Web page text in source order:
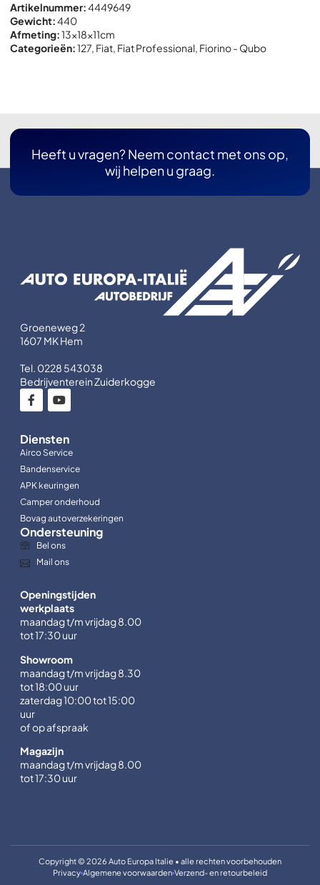
Artikelnummer:4449649
Gewicht:440
Afmeting:13x18x11cm
Categorieën:127, Fiat, Fiat Professional, Fiorino - Qubo
Heeft u vragen? Neem contact met ons op,
wij helpen u graag.
Groeneweg 2
1607 MK Hem
Tel. 0228 543038
Bedrijventerein Zuiderkogge
Diensten
Airco Service
Bandenservice
APK keuringen
Camper onderhoud
Bovag autoverzekeringen
Ondersteuning
Bel ons
Mail ons
Openingstijden
werkplaats
maandag t/m vrijdag 8.00
tot 17:30 uur
Showroom
maandag t/m vrijdag 8.30
tot 18:00 uur
zaterdag 10:00 tot 15:00
uur
of op afspraak
Magazijn
maandag t/m vrijdag 8.00
tot 17:30 uur
Copyright © 2026 Auto Europa Italie • alle rechten voorbehouden
Privacy Algemene voorwaarden Verzend- en retourbeleid